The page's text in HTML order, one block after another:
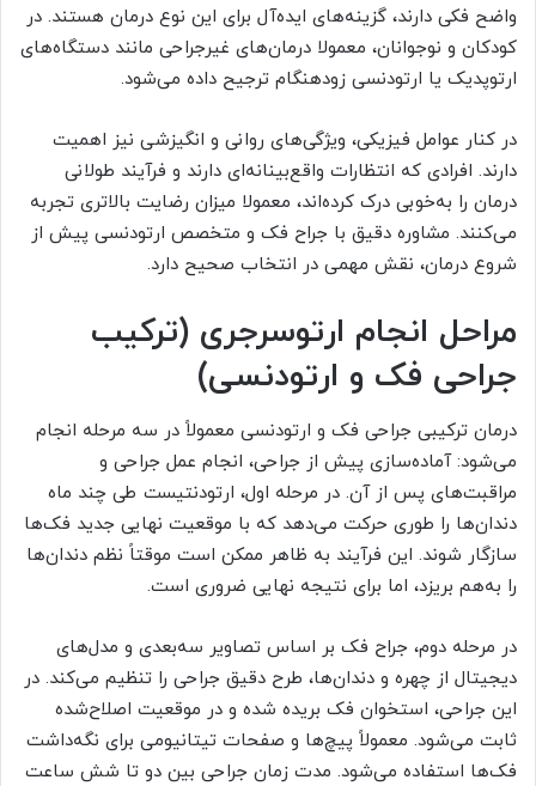
واضح فکی دارند، گزینه‌های ایده‌آل برای این نوع درمان هستند. در
کودکان و نوجوانان، معمولا درمان‌های غیرجراحی مانند دستگاه‌های
ارتوپدیک یا ارتودنسی زودهنگام ترجیح داده می‌شود.
در کنار عوامل فیزیکی، ویژگی‌های روانی و انگیزشی نیز اهمیت
دارند. افرادی که انتظارات واقع‌بینانه‌ای دارند و فرآیند طولانی
درمان را به‌خوبی درک کرده‌اند، معمولا میزان رضایت بالاتری تجربه
می‌کنند. مشاوره دقیق با جراح فک و متخصص ارتودنسی پیش از
شروع درمان، نقش مهمی در انتخاب صحیح دارد.
مراحل انجام ارتوسرجری (ترکیب
جراحی فک و ارتودنسی)
درمان ترکیبی جراحی فک و ارتودنسی معمولاً در سه مرحله انجام
می‌شود: آماده‌سازی پیش از جراحی، انجام عمل جراحی و
مراقبت‌های پس از آن. در مرحله اول، ارتودنتیست طی چند ماه
دندان‌ها را طوری حرکت می‌دهد که با موقعیت نهایی جدید فک‌ها
سازگار شوند. این فرآیند به ظاهر ممکن است موقتاً نظم دندان‌ها
را به‌هم بریزد، اما برای نتیجه نهایی ضروری است.
در مرحله دوم، جراح فک بر اساس تصاویر سه‌بعدی و مدل‌های
دیجیتال از چهره و دندان‌ها، طرح دقیق جراحی را تنظیم می‌کند. در
این جراحی، استخوان فک بریده شده و در موقعیت اصلاح‌شده
ثابت می‌شود. معمولاً پیچ‌ها و صفحات تیتانیومی برای نگه‌داشت
فک‌ها استفاده می‌شود. مدت زمان جراحی بین دو تا شش ساعت